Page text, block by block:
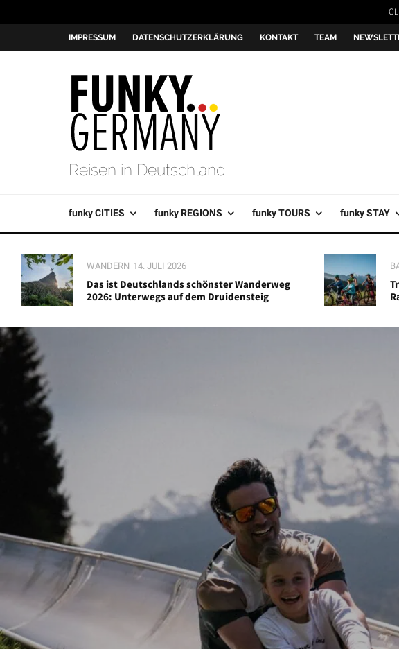
IMPRESSUM DATENSCHUTZERKLÄRUNG KONTAKT TEAM
Reisen in Deutschland
funky CITIES funky REGIONS funky TOURS funky STAY
WANDERN 14. JULI 2026
Das ist Deutschlands schönster Wanderweg
2026: Unterwegs auf dem Druidensteig